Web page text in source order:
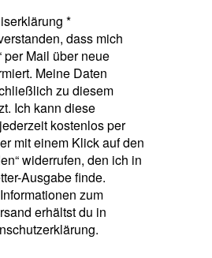
*
dass mich
per Mail über neue
Meine Daten
zu diesem
Ich kann diese
kostenlos per
mit einem Klick auf den
widerrufen, den ich in
Ausgabe finde.
zum
erhältst du in